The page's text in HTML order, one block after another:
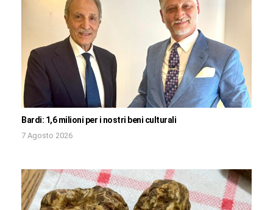
Bardi: 1,6 milioni per i nostri beni culturali
7 Agosto 2026